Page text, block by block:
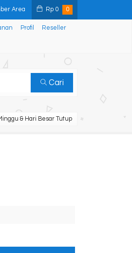
Area Rp 0 0
Profil Reseller
Cari
& Hari Besar Tutup